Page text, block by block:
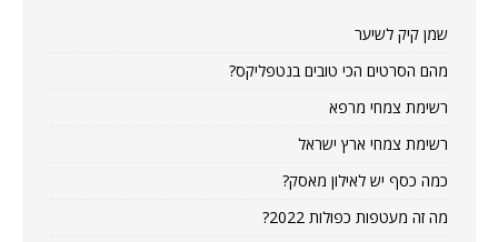
שמן קיק לשיער
מהם הסרטים הכי טובים בנטפליקס?
רשימת צמחי מרפא
רשימת צמחי ארץ ישראל
כמה כסף יש לאילון מאסק?
מה זה מעטפות כפולות 2022?